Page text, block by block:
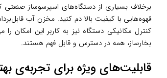
برخلاف بسیاری از دستگاه‌های اسپرسوساز صنعتی
قهوه‌هایی با کیفیت بالا دم کنید. مخزن آب
کنترل مکانیکی دستگاه نیز به کاربر این
بخارساز، همه در دسترس و قابل فهم هستند.
قابلیت‌های ویژه برای تجربه‌ی